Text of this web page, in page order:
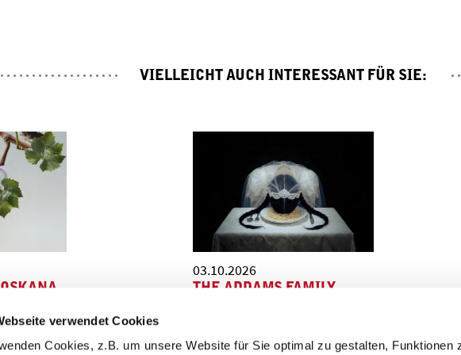
verwendet Cookies
Cookies, z.B. um unsere Website für Sie optimal zu gestalten, Funktionen
VIELLEICHT AUCH INTERESSANT FÜR SIE:
von
Carl
03.10.2026
THE ADDAMS FAMILY
Musik von Andrew Lippa